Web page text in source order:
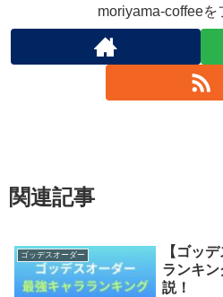
moriyama-coffeeを
関連記事
ゴッデスオーダー
【ゴッ
ランキ
説！